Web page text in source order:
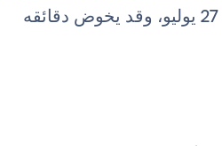
يوم السبت الماضي، 27 يوليو، وقد يخوض دقائقه